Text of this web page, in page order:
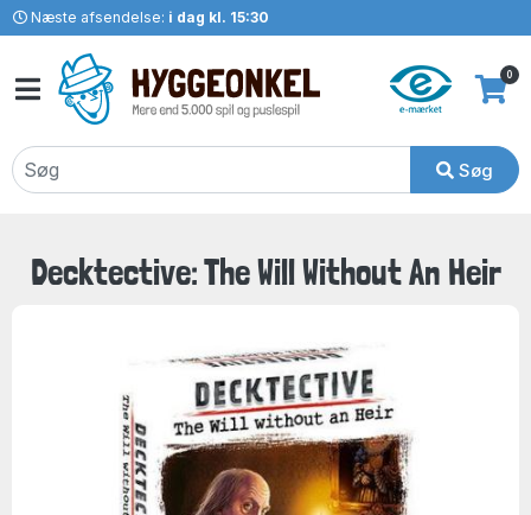
Næste afsendelse: i dag kl. 15:30
Søg
0
Decktective: The Will Without An Heir